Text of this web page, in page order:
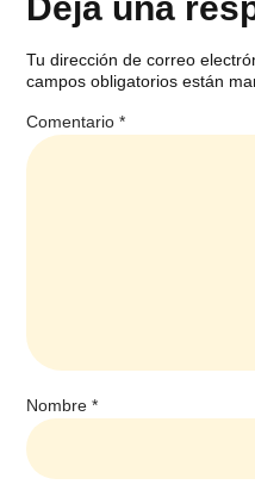
Deja una
Tu dirección de correo
campos obligatorios están
Comentario*
Nombre*